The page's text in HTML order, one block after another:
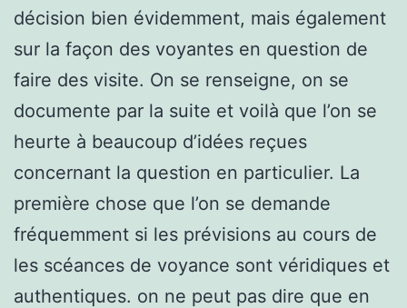
décision bien évidemment, mais également
sur la façon des voyantes en question de
faire des visite. On se renseigne, on se
documente par la suite et voilà que l’on se
heurte à beaucoup d’idées reçues
concernant la question en particulier. La
première chose que l’on se demande
fréquemment si les prévisions au cours de
les scéances de voyance sont véridiques et
authentiques. on ne peut pas dire que en